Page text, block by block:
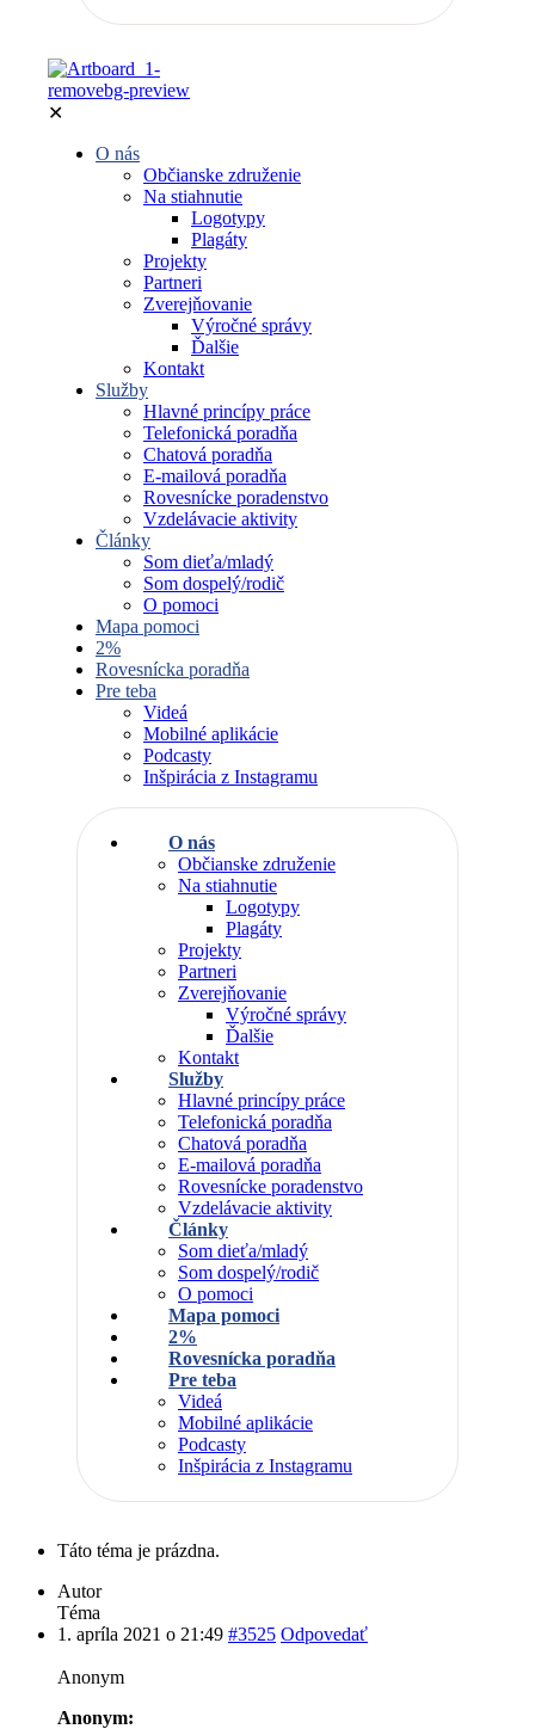
✕
O nás
Občianske združenie
Na stiahnutie
Logotypy
Plagáty
Projekty
Partneri
Zverejňovanie
Výročné správy
Ďalšie
Kontakt
Služby
Hlavné princípy práce
Telefonická poradňa
Chatová poradňa
E-mailová poradňa
Rovesnícke poradenstvo
Vzdelávacie aktivity
Články
Som dieťa/mladý
Som dospelý/rodič
O pomoci
Mapa pomoci
2%
Rovesnícka poradňa
Pre teba
Videá
Mobilné aplikácie
Podcasty
Inšpirácia z Instagramu
O nás
Občianske združenie
Na stiahnutie
Logotypy
Plagáty
Projekty
Partneri
Zverejňovanie
Výročné správy
Ďalšie
Kontakt
Služby
Hlavné princípy práce
Telefonická poradňa
Chatová poradňa
E-mailová poradňa
Rovesnícke poradenstvo
Vzdelávacie aktivity
Články
Som dieťa/mladý
Som dospelý/rodič
O pomoci
Mapa pomoci
2%
Rovesnícka poradňa
Pre teba
Videá
Mobilné aplikácie
Podcasty
Inšpirácia z Instagramu
Táto téma je prázdna.
Autor
Téma
1. apríla 2021 o 21:49 #3525 Odpovedať
Anonym
Anonym: